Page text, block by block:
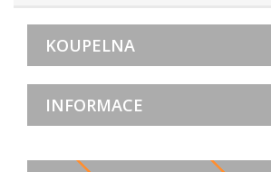
KOUPELNA
INFORMACE